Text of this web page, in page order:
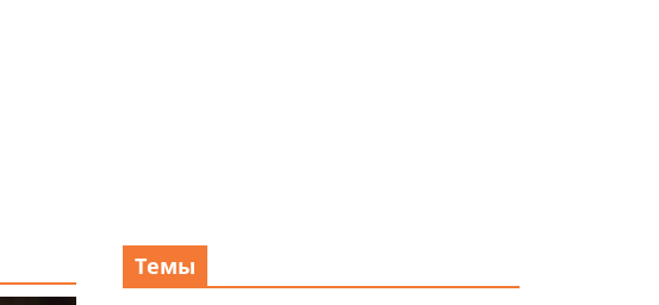
Темы